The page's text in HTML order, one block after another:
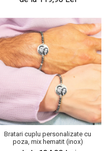
Bratari cuplu personalizate cu
poza, mix hematit (inox)